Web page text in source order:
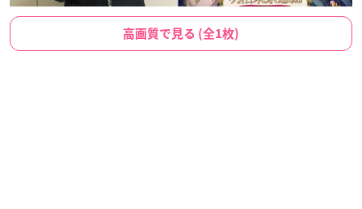
高画質で見る (全1枚)